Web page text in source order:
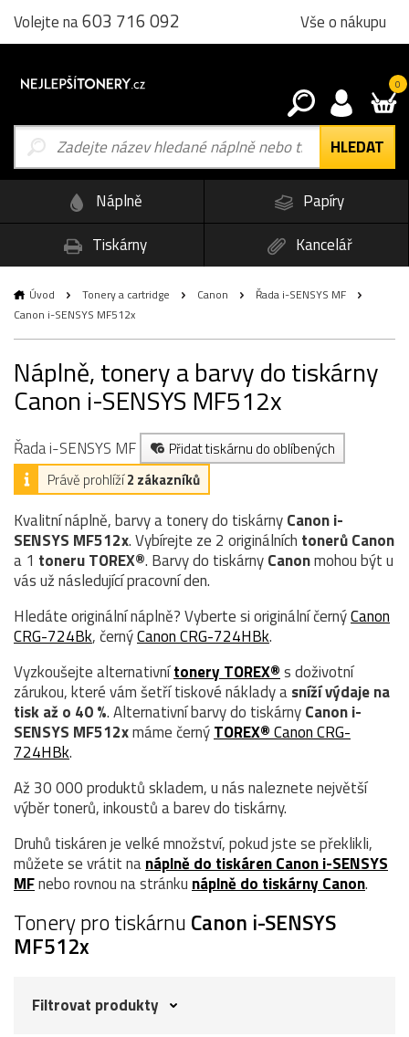
Volejte na603 716 092 Vše o nákupu
0
Náplně
Papíry
Tiskárny
Kancelář
Úvod Tonery a cartridge Canon
Řada i-SENSYS MF
Canon i-SENSYS MF512x
Náplně, tonery a barvy do tiskárny
Canon i-SENSYS MF512x
Řada i-SENSYS MF
Přidat tiskárnu do oblíbených
Právě prohlíží2 zákazníků
Kvalitní náplně, barvy a tonery do tiskárnyCanon i-
SENSYS MF512x. Vybírejte ze 2 originálních tonerůCanon
a 1 toneru TOREX®. Barvy do tiskárnyCanonmohou být u
vás už následující pracovní den.
Hledáte originální náplně? Vyberte si originální černýCanon
CRG-724Bk, černýCanon CRG-724HBk.
Vyzkoušejte alternativnítonery TOREX®s doživotní
zárukou, které vám šetří tiskové náklady asníží výdaje na
tisk až o 40 %. Alternativní barvy do tiskárnyCanon i-
SENSYS MF512xmáme černýTOREX®Canon CRG-
724HBk.
Až 30 000 produktů skladem, u nás naleznete největší
výběr tonerů, inkoustů a barev do tiskárny.
Druhů tiskáren je velké množství, pokud jste se překlikli,
můžete se vrátit nanáplně do tiskáren Canon i-SENSYS
MFnebo rovnou na stránku náplně do tiskárny Canon.
Tonery pro tiskárnu Canon i-SENSYS
MF512x
Filtrovat produkty